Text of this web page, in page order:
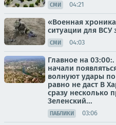
СМИ 04:21
«Военная
ситуации для ВСУ
СМИ 04:03
Главное на
начали
волнуют удары
равно не даст В
сразу несколько
Зеленский...
ПАБЛИКИ 03:06